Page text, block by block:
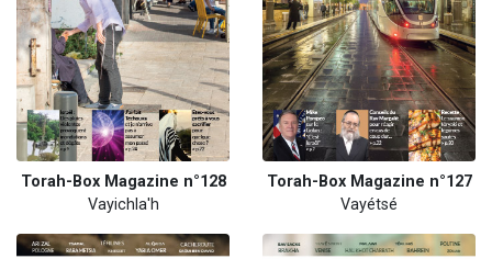
Torah-Box Magazine n°128
Vayichla'h
Torah-Box Magazine n°127
Vayétsé